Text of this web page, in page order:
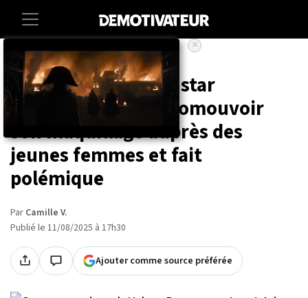
Accueil Societe Lifestyle
L'Oréal engage une star
d'OnlyFans pour promouvoir
son maquillage auprès des
jeunes femmes et fait
polémique
Par Camille V.
Publié le 11/08/2025 à 17h30
Ajouter comme source préférée
×